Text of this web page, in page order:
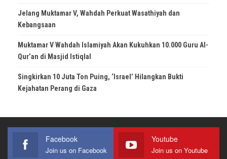
Jelang Muktamar V, Wahdah Perkuat Wasathiyah dan
Kebangsaan
Muktamar V Wahdah Islamiyah Akan Kukuhkan 10.000 Guru Al-
Qur’an di Masjid Istiqlal
Singkirkan 10 Juta Ton Puing, ‘Israel’ Hilangkan Bukti
Kejahatan Perang di Gaza
Facebook
Join us on Facebook
Youtube
Join us on Youtube